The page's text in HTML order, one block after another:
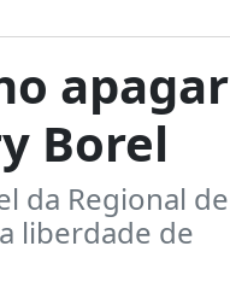
apagar
Borel
da Regional de
liberdade de